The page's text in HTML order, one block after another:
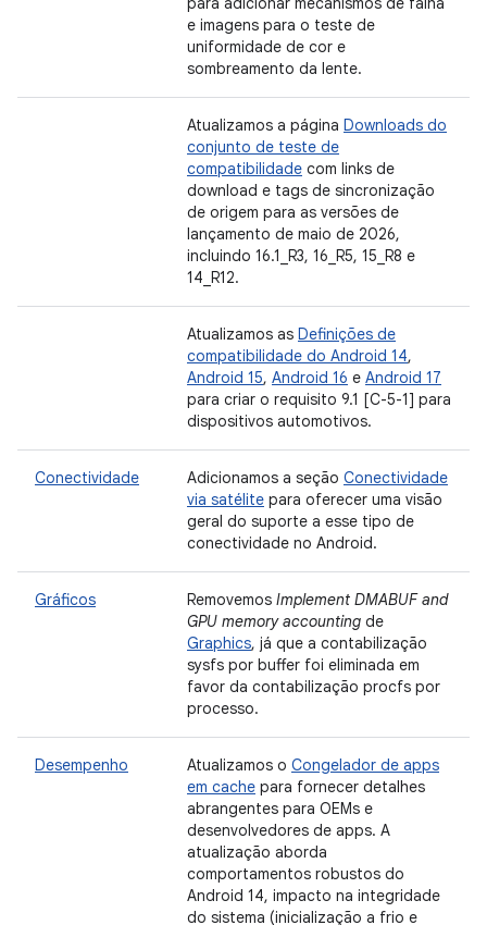
e imagens para o teste de
uniformidade de cor e
sombreamento da lente.
Atualizamos a página Downloads do
conjunto de teste de
compatibilidade com links de
download e tags de sincronização
de origem para as versões de
lançamento de maio de 2026,
incluindo 16.1_R3, 16_R5, 15_R8 e
14_R12.
Atualizamos as Definições de
compatibilidade do Android 14,
Android 15, Android 16 e Android 17
para criar o requisito 9.1 [C-5-1] para
dispositivos automotivos.
Conectividade Adicionamos a seção Conectividade
via satélite para oferecer uma visão
geral do suporte a esse tipo de
conectividade no Android.
Gráficos Removemos Implement DMABUF and
GPU memory accounting de
Graphics, já que a contabilização
sysfs por buffer foi eliminada em
favor da contabilização procfs por
processo.
Desempenho Atualizamos o Congelador de apps
em cache para fornecer detalhes
abrangentes para OEMs e
desenvolvedores de apps. A
atualização aborda
comportamentos robustos do
Android 14, impacto na integridade
do sistema (inicialização a frio e